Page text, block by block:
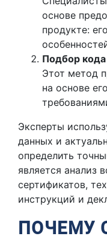
основе
продукте:
Подбор
Этот метод
на основе
Эксперты
данных и
определить
является анализ
сертификатов,
инструкций и
ПОЧЕМУ